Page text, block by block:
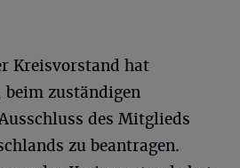
Kreisvorstand hat
beim zuständigen
des Mitglieds
zu beantragen.